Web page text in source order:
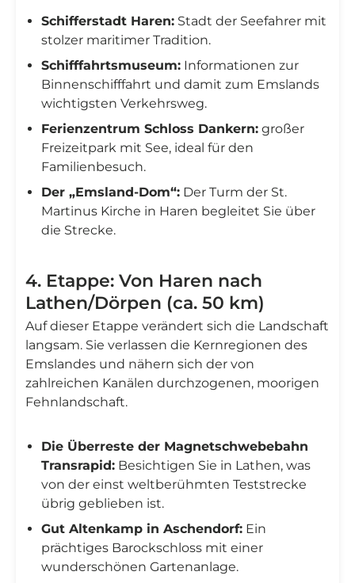
Schifferstadt Haren: Stadt der Seefahrer mit
stolzer maritimer Tradition.
Schifffahrtsmuseum: Informationen zur
Binnenschifffahrt und damit zum Emslands
wichtigsten Verkehrsweg.
Ferienzentrum Schloss Dankern: großer
Freizeitpark mit See, ideal für den
Familienbesuch.
Der „Emsland-Dom“: Der Turm der St.
Martinus Kirche in Haren begleitet Sie über
die Strecke.
4. Etappe: Von Haren nach
Lathen/Dörpen (ca. 50 km)
Auf dieser Etappe verändert sich die Landschaft
langsam. Sie verlassen die Kernregionen des
Emslandes und nähern sich der von
zahlreichen Kanälen durchzogenen, moorigen
Fehnlandschaft.
Die Überreste der Magnetschwebebahn
Transrapid: Besichtigen Sie in Lathen, was
von der einst weltberühmten Teststrecke
übrig geblieben ist.
Gut Altenkamp in Aschendorf: Ein
prächtiges Barockschloss mit einer
wunderschönen Gartenanlage.